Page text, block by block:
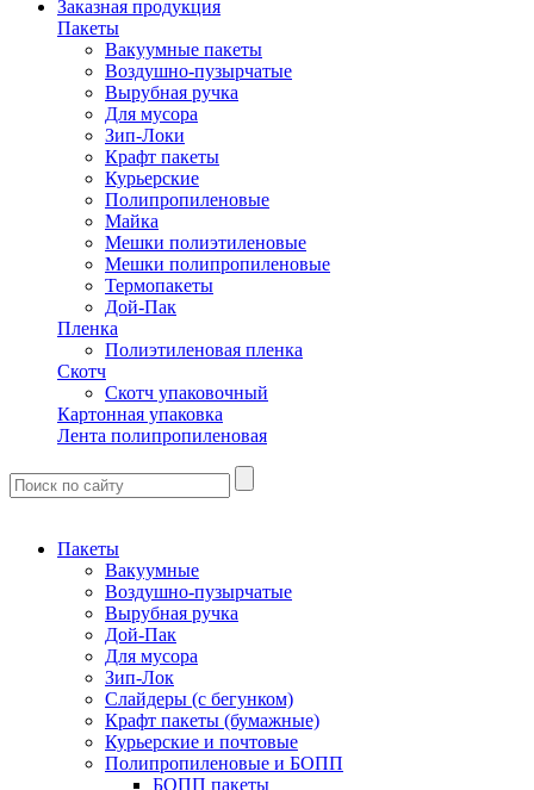
Заказная продукция
Пакеты
Вакуумные пакеты
Воздушно-пузырчатые
Вырубная ручка
Для мусора
Зип-Локи
Крафт пакеты
Курьерские
Полипропиленовые
Майка
Мешки полиэтиленовые
Мешки полипропиленовые
Термопакеты
Дой-Пак
Пленка
Полиэтиленовая пленка
Скотч
Скотч упаковочный
Картонная упаковка
Лента полипропиленовая
Пакеты
Вакуумные
Воздушно-пузырчатые
Вырубная ручка
Дой-Пак
Для мусора
Зип-Лок
Слайдеры (с бегунком)
Крафт пакеты (бумажные)
Курьерские и почтовые
Полипропиленовые и БОПП
БОПП пакеты